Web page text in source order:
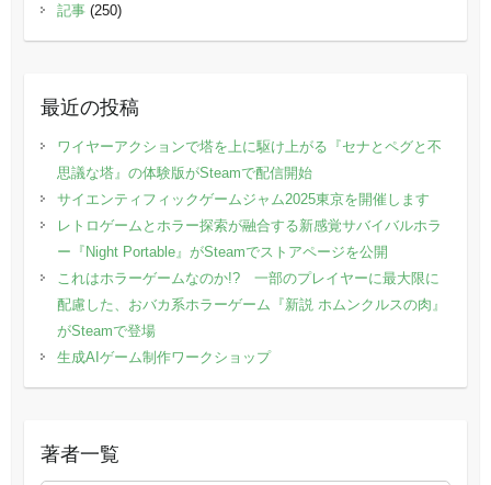
記事(250)
最近の投稿
ワイヤーアクションで塔を上に駆け上がる『セナとペグと不
思議な塔』の体験版がSteamで配信開始
サイエンティフィックゲームジャム2025東京を開催します
レトロゲームとホラー探索が融合する新感覚サバイバルホラ
ー『Night Portable』がSteamでストアページを公開
これはホラーゲームなのか!? 一部のプレイヤーに最大限に
配慮した、おバカ系ホラーゲーム『新説 ホムンクルスの肉』
がSteamで登場
生成AIゲーム制作ワークショップ
著者一覧